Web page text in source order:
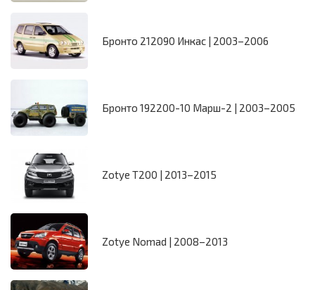
Бронто 212090 Инкас | 2003–2006
Бронто 192200-10 Марш-2 | 2003–2005
Zotye T200 | 2013–2015
Zotye Nomad | 2008–2013